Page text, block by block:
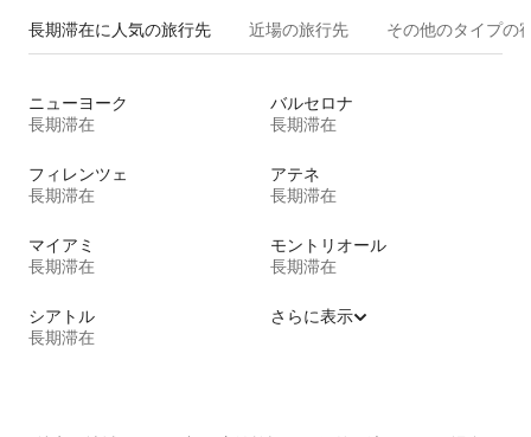
長期滞在に人気の旅行先 近場の旅行先 その他のタ⁠イ⁠プ⁠の
ニューヨーク
長期滞在
バルセロナ
長期滞在
フィレンツェ
長期滞在
アテネ
長期滞在
マイアミ
長期滞在
モントリオール
長期滞在
シアトル
長期滞在
さらに表示